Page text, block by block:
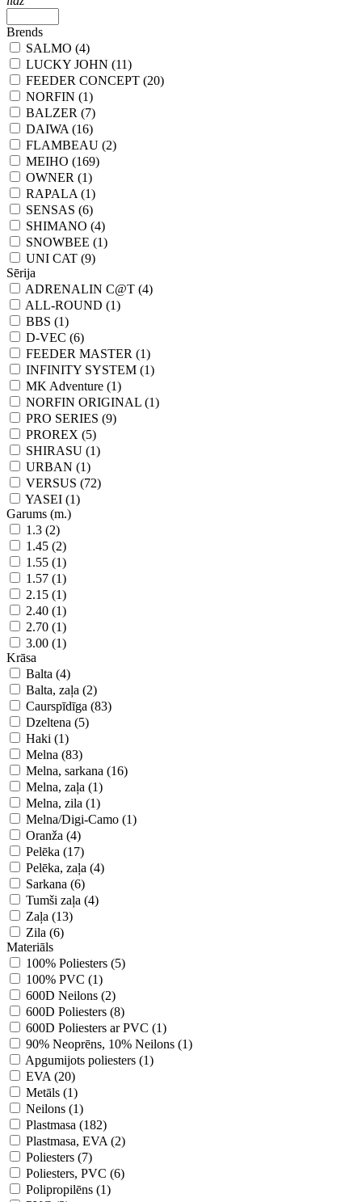
Brends
SALMO (4)
LUCKY JOHN (11)
FEEDER CONCEPT (20)
NORFIN (1)
BALZER (7)
DAIWA (16)
FLAMBEAU (2)
MEIHO (169)
OWNER (1)
RAPALA (1)
SENSAS (6)
SHIMANO (4)
SNOWBEE (1)
UNI CAT (9)
Sērija
ADRENALIN C@T (4)
ALL-ROUND (1)
BBS (1)
D-VEC (6)
FEEDER MASTER (1)
INFINITY SYSTEM (1)
MK Adventure (1)
NORFIN ORIGINAL (1)
PRO SERIES (9)
PROREX (5)
SHIRASU (1)
URBAN (1)
VERSUS (72)
YASEI (1)
Garums (m.)
1.3 (2)
1.45 (2)
1.55 (1)
1.57 (1)
2.15 (1)
2.40 (1)
2.70 (1)
3.00 (1)
Krāsa
Balta (4)
Balta, zaļa (2)
Caurspīdīga (83)
Dzeltena (5)
Haki (1)
Melna (83)
Melna, sarkana (16)
Melna, zaļa (1)
Melna, zila (1)
Melna/Digi-Camo (1)
Oranža (4)
Pelēka (17)
Pelēka, zaļa (4)
Sarkana (6)
Tumši zaļa (4)
Zaļa (13)
Zila (6)
Materiāls
100% Poliesters (5)
100% PVC (1)
600D Neilons (2)
600D Poliesters (8)
600D Poliesters ar PVC (1)
90% Neoprēns, 10% Neilons (1)
Apgumijots poliesters (1)
EVA (20)
Metāls (1)
Neilons (1)
Plastmasa (182)
Plastmasa, EVA (2)
Poliesters (7)
Poliesters, PVC (6)
Polipropilēns (1)